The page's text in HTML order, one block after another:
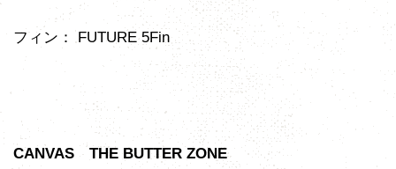
フィン： FUTURE 5Fin
CANVAS THE BUTTER ZONE